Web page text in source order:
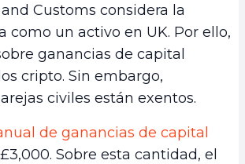
Customs considera la
como un activo en UK. Por ello,
ganancias de capital
cripto. Sin embargo,
civiles están exentos.
de ganancias de capital
Sobre esta cantidad, el